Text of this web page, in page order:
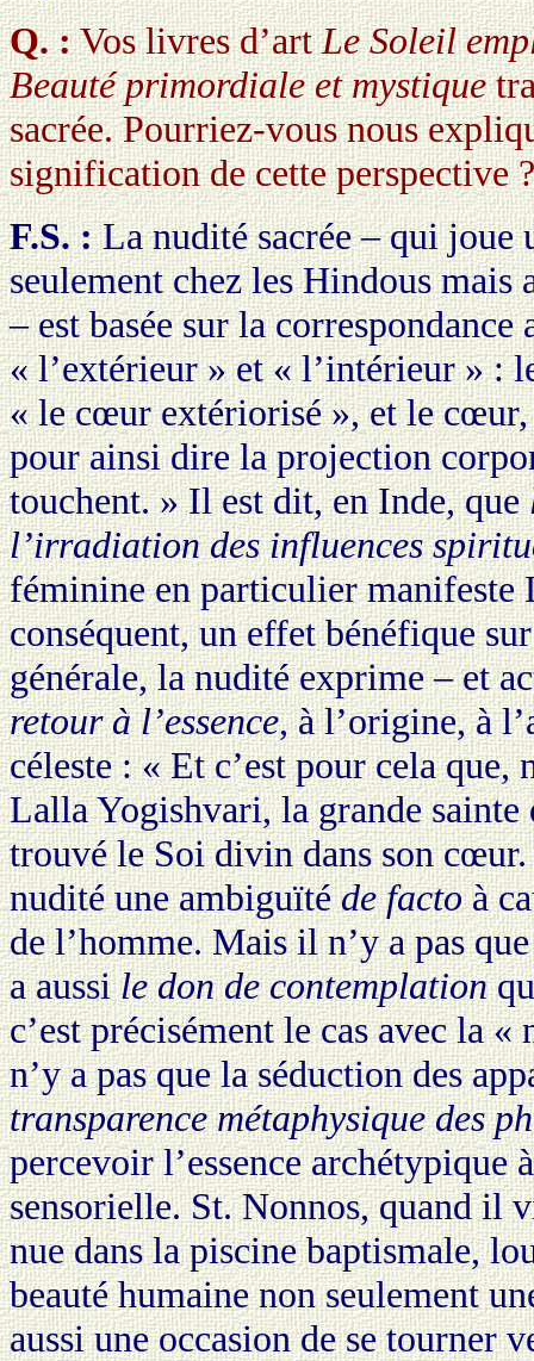
Q. :Vos livres d’artLe Soleil
Beauté primordiale et mystique
sacrée. Pourriez-vous nous
signification de cette perspective ?
F.S. :La nudité sacrée – qui joue
seulement chez les Hindous mais
– est basée sur la correspondance
« l’extérieur » et « l’intérieur » :
« le cœur extériorisé », et le
pour ainsi dire la projection
touchent. » Il est dit, en Inde, que
l’irradiation des influences
féminine en particulier manifeste
conséquent, un effet bénéfique
générale, la nudité exprime – et
retour à l’essence, à l’origine, à
céleste : « Et c’est pour cela que,
Lalla Yogishvari, la grande sainte
trouvé le Soi divin dans son
nudité une ambiguïtéde factoà
de l’homme. Mais il n’y a pas
a aussile don de contemplation
c’est précisément le cas avec la
n’y a pas que la séduction des
transparence métaphysique des
percevoir l’essence archétypique
sensorielle. St. Nonnos, quand il
nue dans la piscine baptismale,
beauté humaine non seulement
aussi une occasion de se tourner